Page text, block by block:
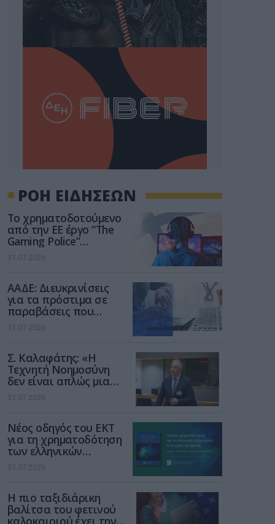
ΡΟΗ ΕΙΔΗΣΕΩΝ
Το χρηματοδοτούμενο
από την ΕΕ έργο “The
Gaming Police”
ενισχύει την ασφάλεια
των παιδιών στο
31.07.2026
ΑΑΔΕ: Διευκρινίσεις
για τα πρόστιμα σε
παραβάσεις που
αφορούν τους ΦΗΜ
31.07.2026
Σ. Καλαφάτης: «Η
Τεχνητή Νοημοσύνη
δεν είναι απλώς μια
νέα τεχνολογία, είναι
μια νέα βιομηχανική
31.07.2026
Νέος οδηγός του ΕΚΤ
για τη χρηματοδότηση
των ελληνικών
επιχειρήσεων στον
χώρο της άμυνας
31.07.2026
Η πιο ταξιδιάρικη
βαλίτσα του φετινού
καλοκαιριού έχει την